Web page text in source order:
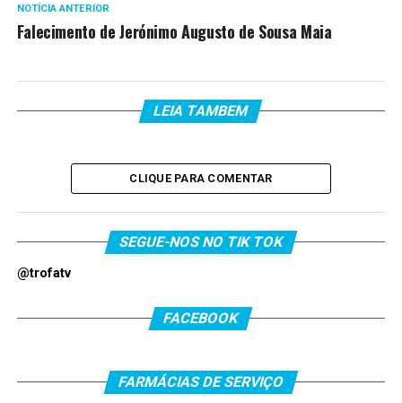
NOTÍCIA ANTERIOR
Falecimento de Jerónimo Augusto de Sousa Maia
LEIA TAMBEM
CLIQUE PARA COMENTAR
SEGUE-NOS NO TIK TOK
@trofatv
FACEBOOK
FARMÁCIAS DE SERVIÇO